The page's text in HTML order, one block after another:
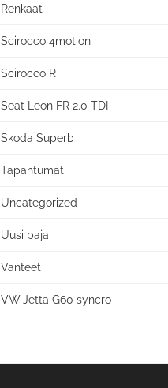
Renkaat
Scirocco 4motion
Scirocco R
Seat Leon FR 2.0 TDI
Skoda Superb
Tapahtumat
Uncategorized
Uusi paja
Vanteet
VW Jetta G60 syncro